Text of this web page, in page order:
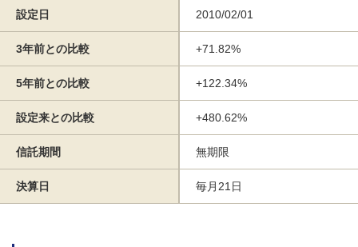
設定日 2010/02/01
3年前との比較 +71.82%
5年前との比較 +122.34%
設定来との比較 +480.62%
信託期間 無期限
決算日 毎月21日